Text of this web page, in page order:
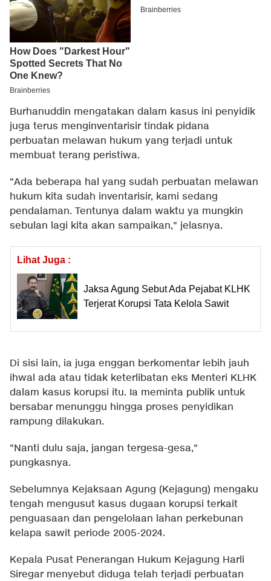
Burhanuddin mengatakan dalam kasus ini penyidik
juga terus menginventarisir tindak pidana
perbuatan melawan hukum yang terjadi untuk
membuat terang peristiwa.
"Ada beberapa hal yang sudah perbuatan melawan
hukum kita sudah inventarisir, kami sedang
pendalaman. Tentunya dalam waktu ya mungkin
sebulan lagi kita akan sampaikan," jelasnya.
Lihat Juga :
Jaksa Agung Sebut Ada Pejabat KLHK
Terjerat Korupsi Tata Kelola Sawit
Di sisi lain, ia juga enggan berkomentar lebih jauh
ihwal ada atau tidak keterlibatan eks Menteri KLHK
dalam kasus korupsi itu. Ia meminta publik untuk
bersabar menunggu hingga proses penyidikan
rampung dilakukan.
"Nanti dulu saja, jangan tergesa-gesa,"
pungkasnya.
Sebelumnya Kejaksaan Agung (Kejagung) mengaku
tengah mengusut kasus dugaan korupsi terkait
penguasaan dan pengelolaan lahan perkebunan
kelapa sawit periode 2005-2024.
Kepala Pusat Penerangan Hukum Kejagung Harli
Siregar menyebut diduga telah terjadi perbuatan